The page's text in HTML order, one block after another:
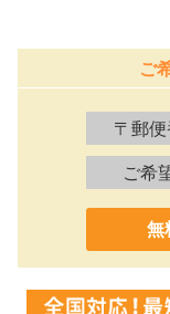
ご
〒郵
ご希
0120-991-887